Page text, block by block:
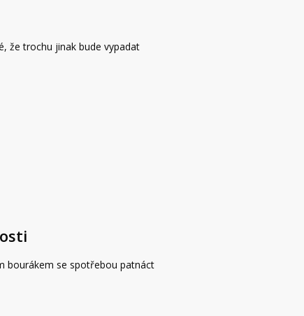
že trochu jinak bude vypadat
bourákem se spotřebou patnáct